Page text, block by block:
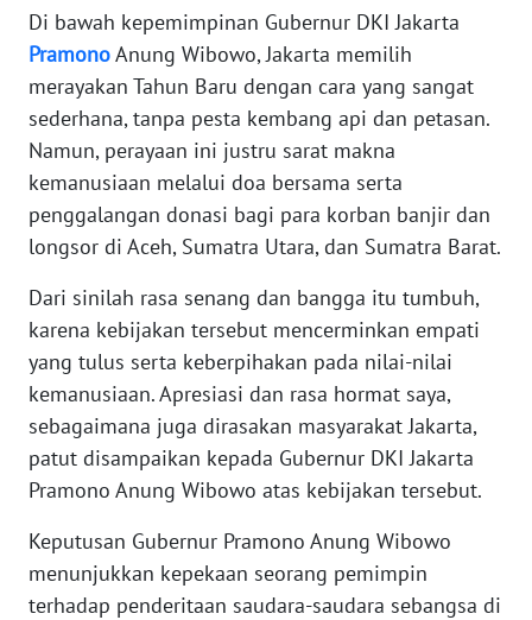
Di bawah kepemimpinan Gubernur DKI Jakarta
PramonoAnung Wibowo, Jakarta memilih
merayakan Tahun Baru dengan cara yang sangat
sederhana, tanpa pesta kembang api dan petasan.
Namun, perayaan ini justru sarat makna
kemanusiaan melalui doa bersama serta
penggalangan donasi bagi para korban banjir dan
longsor di Aceh, Sumatra Utara, dan Sumatra Barat.
Dari sinilah rasa senang dan bangga itu tumbuh,
karena kebijakan tersebut mencerminkan empati
yang tulus serta keberpihakan pada nilai-nilai
kemanusiaan. Apresiasi dan rasa hormat saya,
sebagaimana juga dirasakan masyarakat Jakarta,
patut disampaikan kepada Gubernur DKI Jakarta
Pramono Anung Wibowo atas kebijakan tersebut.
Keputusan Gubernur Pramono Anung Wibowo
menunjukkan kepekaan seorang pemimpin
terhadap penderitaan saudara-saudara sebangsa di
WN
WN
JAMBI
WN
SULTRA
NTB
WN
SULTENG
WN
SULBAR
WN
BABEL